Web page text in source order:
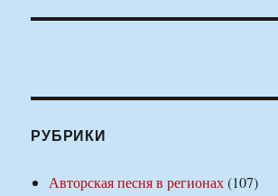
РУБРИКИ
Авторская песня в регионах(107)